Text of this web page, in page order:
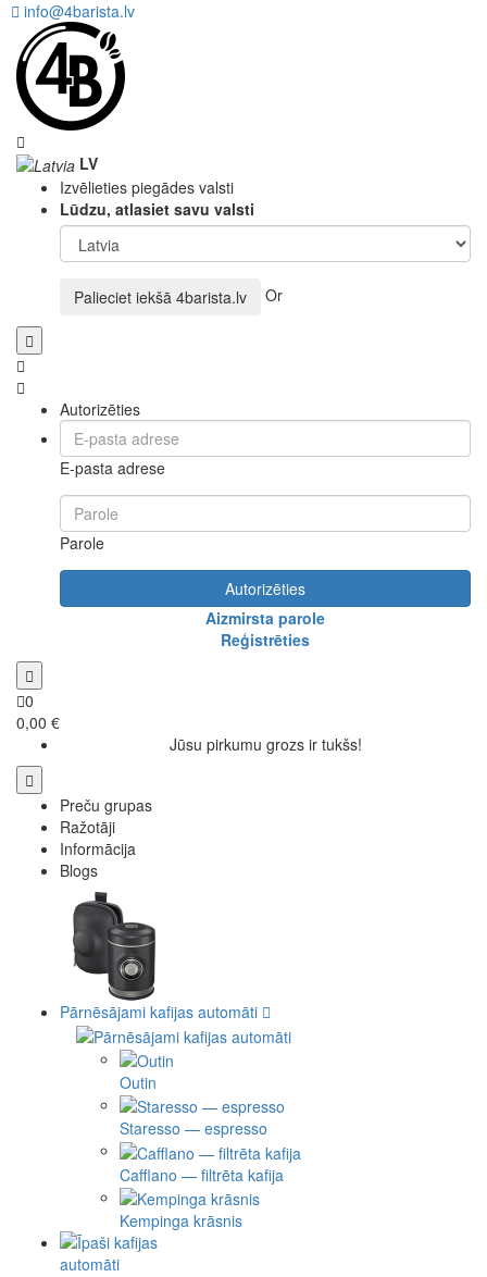
info@4barista.lv
LV
Izvēlieties piegādes valsti
Lūdzu, atlasiet savu valsti
Palieciet iekšā 4barista.lv Or
Autorizēties
E-pasta adrese
Parole
Autorizēties
Aizmirsta parole
Reģistrēties
0
0,00 €
Jūsu pirkumu grozs ir tukšs!
Preču grupas
Ražotāji
Informācija
Blogs
Pārnēsājami kafijas automāti
Outin
Staresso — espresso
Cafflano — filtrēta kafija
Kempinga krāsnis